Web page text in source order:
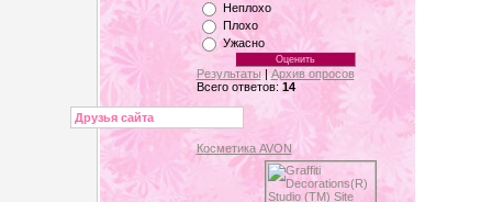
Неплохо
Плохо
Ужасно
Результаты | Архив опросов
Всего ответов: 14
Друзья сайта
Косметика AVON